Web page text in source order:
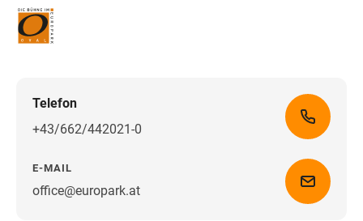
Telefon
+43/662/442021-0
E-MAIL
office@europark.atWegbeschreibung erhalten